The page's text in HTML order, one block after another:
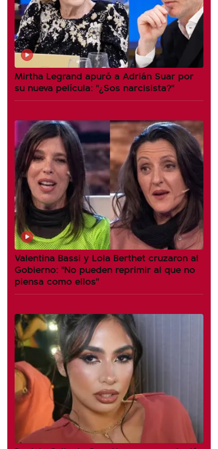
Mirtha Legrand apuró a Adrián Suar por
su nueva película: "¿Sos narcisista?"
Valentina Bassi y Lola Berthet cruzaron al
Gobierno: "No pueden reprimir al que no
piensa como ellos"